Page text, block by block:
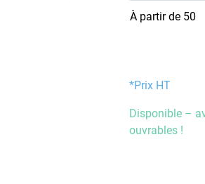
À partir de 50
*Prix HT
Disponible –
ouvrables !